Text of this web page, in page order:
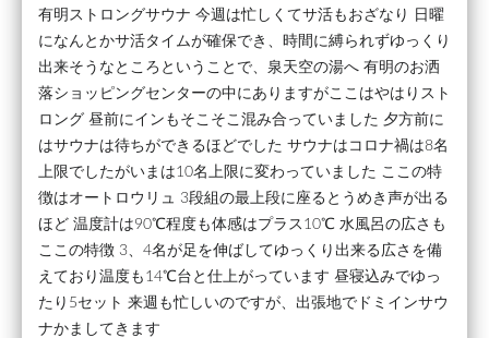
有明ストロングサウナ 今週は忙しくてサ活もおざなり 日曜
になんとかサ活タイムが確保でき、時間に縛られずゆっくり
出来そうなところということで、泉天空の湯へ 有明のお洒
落ショッピングセンターの中にありますがここはやはりスト
ロング 昼前にインもそこそこ混み合っていました 夕方前に
はサウナは待ちができるほどでした サウナはコロナ禍は8名
上限でしたがいまは10名上限に変わっていました ここの特
徴はオートロウリュ 3段組の最上段に座るとうめき声が出る
ほど 温度計は90℃程度も体感はプラス10℃ 水風呂の広さも
ここの特徴 3、4名が足を伸ばしてゆっくり出来る広さを備
えており温度も14℃台と仕上がっています 昼寝込みでゆっ
たり5セット 来週も忙しいのですが、出張地でドミインサウ
ナかましてきます